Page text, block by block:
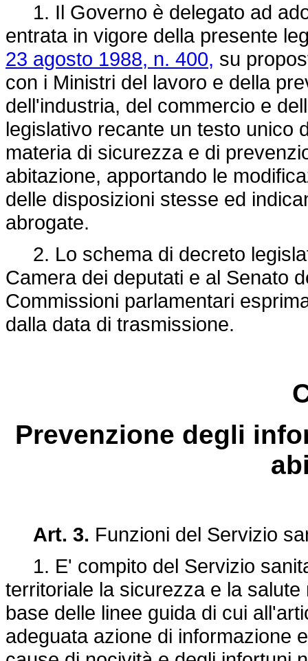
1. Il Governo è delegato ad
entrata in vigore della presente
23 agosto 1988, n. 400, su
con i Ministri del lavoro e della
dell'industria, del commercio e
legislativo recante un testo unico
materia di sicurezza e di
abitazione, apportando le
delle disposizioni stesse ed
abrogate.
2. Lo schema di decreto
Camera dei deputati e al Senato
Commissioni parlamentari
dalla data di trasmissione.
Prevenzione degli
Art. 3. Funzioni del Servizio
1. E' compito del Servizio
territoriale la sicurezza e la
base delle linee guida di cui
adeguata azione di informazione